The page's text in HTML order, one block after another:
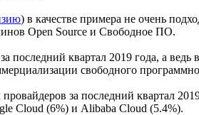
) в качестве примера не очень
Open Source и Свободное ПО.
последний квартал 2019 года, а
свободного
за последний квартал
Cloud (6%) и Alibaba Cloud (5.4%).